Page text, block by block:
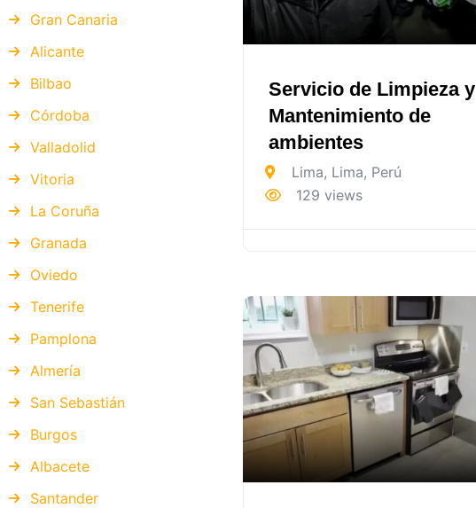
Gran Canaria
Alicante
Bilbao
Córdoba
Valladolid
Vitoria
La Coruña
Granada
Oviedo
Tenerife
Pamplona
Almería
San Sebastián
Burgos
Albacete
Santander
Servicio de Limpieza y
Mantenimiento de
ambientes
Lima, Lima, Perú
129 views